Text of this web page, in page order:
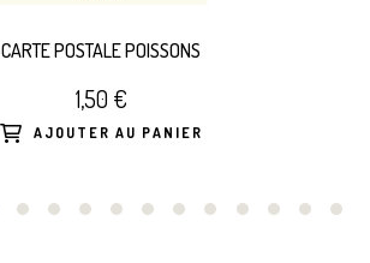
CARTE POSTALE POISSONS
1,50 €
AJOUTER AU PANIER